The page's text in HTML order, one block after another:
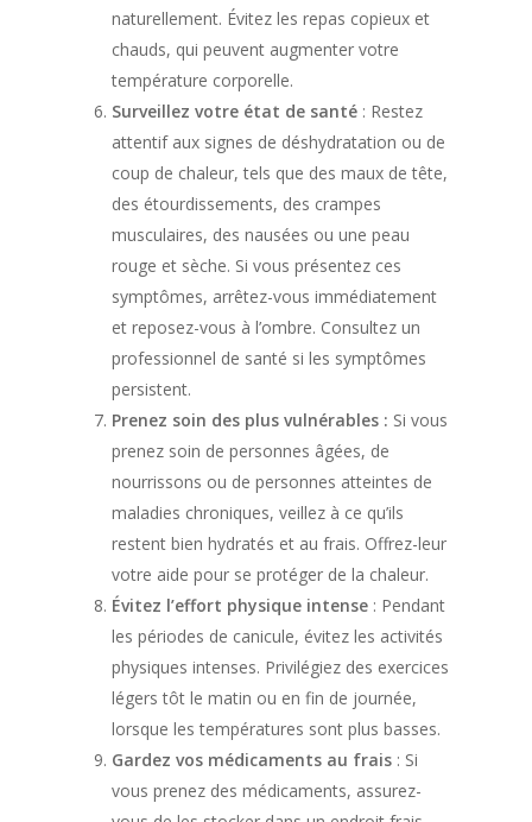
naturellement. Évitez les repas copieux et
chauds, qui peuvent augmenter votre
température corporelle.
Surveillez votre état de santé : Restez
attentif aux signes de déshydratation ou de
coup de chaleur, tels que des maux de tête,
des étourdissements, des crampes
musculaires, des nausées ou une peau
rouge et sèche. Si vous présentez ces
symptômes, arrêtez-vous immédiatement
et reposez-vous à l’ombre. Consultez un
professionnel de santé si les symptômes
persistent.
Prenez soin des plus vulnérables : Si vous
prenez soin de personnes âgées, de
nourrissons ou de personnes atteintes de
maladies chroniques, veillez à ce qu’ils
restent bien hydratés et au frais. Offrez-leur
votre aide pour se protéger de la chaleur.
Évitez l’effort physique intense : Pendant
les périodes de canicule, évitez les activités
physiques intenses. Privilégiez des exercices
légers tôt le matin ou en fin de journée,
lorsque les températures sont plus basses.
Gardez vos médicaments au frais : Si
vous prenez des médicaments, assurez-